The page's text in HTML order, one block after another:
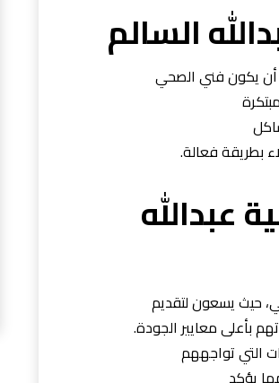
السالم
أن يكون فني الصحي
بطريقة فعالة.
عبدالله
حيث يسعون لتقديم
بأعلى معايير الجودة.
التي تواجههم
يؤكد